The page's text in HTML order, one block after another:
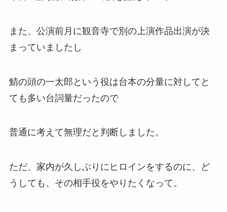
また、公演前月に観音寺で別の上演作品出演が決
まっていましたし
鯖の頭の一太郎という役は台本の分量に対してと
ても多い台詞量だったので
普通に考えて無理だと判断しました。
ただ、家内が久しぶりにヒロインをするのに、ど
うしても、その相手役をやりたくなって。